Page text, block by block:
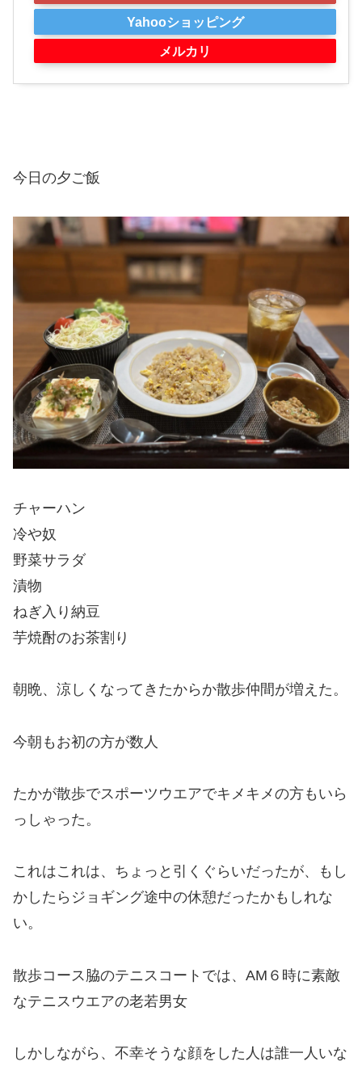
Yahooショッピング
メルカリ
今日の夕ご飯
チャーハン
冷や奴
野菜サラダ
漬物
ねぎ入り納豆
芋焼酎のお茶割り
朝晩、涼しくなってきたからか散歩仲間が増えた。
今朝もお初の方が数人
たかが散歩でスポーツウエアでキメキメの方もいら
っしゃった。
これはこれは、ちょっと引くぐらいだったが、もし
かしたらジョギング途中の休憩だったかもしれな
い。
散歩コース脇のテニスコートでは、AM６時に素敵
なテニスウエアの老若男女
しかしながら、不幸そうな顔をした人は誰一人いな